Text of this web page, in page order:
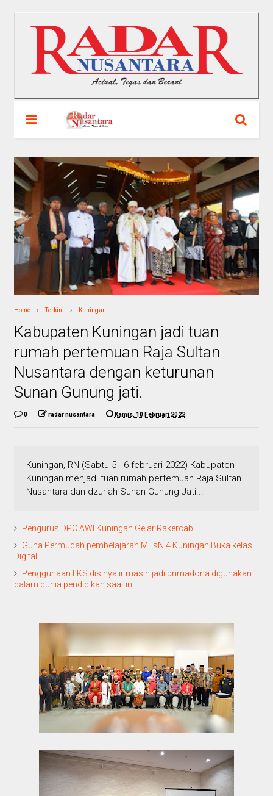
Home Terkini Kuningan
Kabupaten Kuningan jadi tuan
rumah pertemuan Raja Sultan
Nusantara dengan keturunan
Sunan Gunung jati.
0 radar nusantara Kamis, 10 Februari 2022
Kuningan, RN (Sabtu 5 - 6 februari 2022) Kabupaten
Kuningan menjadi tuan rumah pertemuan Raja Sultan
Nusantara dan dzuriah Sunan Gunung Jati...
Pengurus DPC AWI Kuningan Gelar Rakercab
Guna Permudah pembelajaran MTsN 4 Kuningan Buka kelas
Digital
Penggunaan LKS disinyalir masih jadi primadona digunakan
dalam dunia pendidikan saat ini.